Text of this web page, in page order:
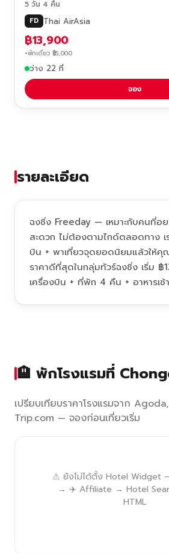
5 วัน 4 คืน
FD Thai AirAsia
฿13,900
+พักเดี่ยว ฿5,000
ว่าง 22 ที่
จอง
รายละเอียด
ฉงชิ่ง Freeday — เหมาะกับคนที่อ
สะดวก ไม่ต้องตามไกด์ตลอดทาง
บิน + พาเที่ยวจุดยอดนิยมแล้วให้คุ
ราคาดีที่สุดในกลุ่มทัวร์ฉงชิ่ง เริ่ม ฿
เครื่องบิน + ที่พัก 4 คืน + อาหารเช้
🏨 พักโรงแรมที่
เปรียบเทียบราคาโรงแรมจาก
Trip.com — จองก่อนเที่ยวเริ่ม
⚠ ยังไม่ได้ตั้ง Hotel Widget
→ ✈️ Affiliate → Hotel
HTML